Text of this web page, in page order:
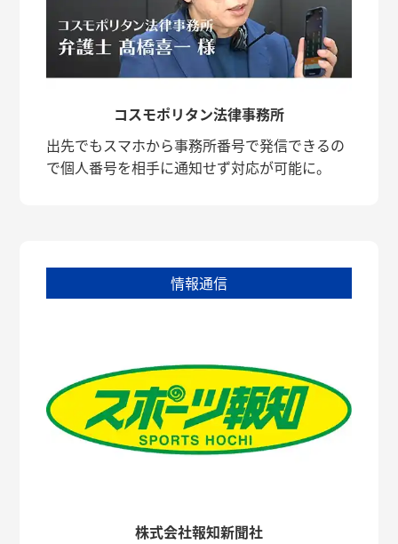
コスモポリタン法律事務所
出先でもスマホから事務所番号で発信できるの
で個人番号を相手に通知せず対応が可能に。
情報通信
株式会社報知新聞社